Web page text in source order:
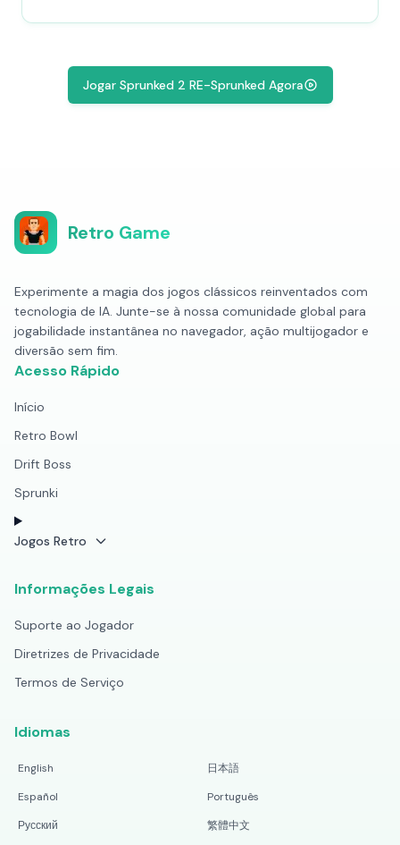
Jogar Sprunked 2 RE-Sprunked Agora
Retro Game
Experimente a magia dos jogos clássicos reinventados com
tecnologia de IA. Junte-se à nossa comunidade global para
jogabilidade instantânea no navegador, ação multijogador e
diversão sem fim.
Acesso Rápido
Início
Retro Bowl
Drift Boss
Sprunki
Jogos Retro
Informações Legais
Suporte ao Jogador
Diretrizes de Privacidade
Termos de Serviço
Idiomas
English
日本語
Español
Português
Русский
繁體中文